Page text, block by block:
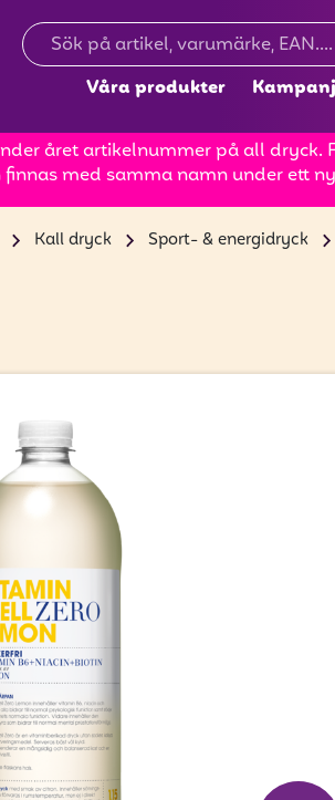
Våra produkter
året artikelnummer på all dryck.
finnas med samma namn under ett
Kall dryck Sport- & energidryck